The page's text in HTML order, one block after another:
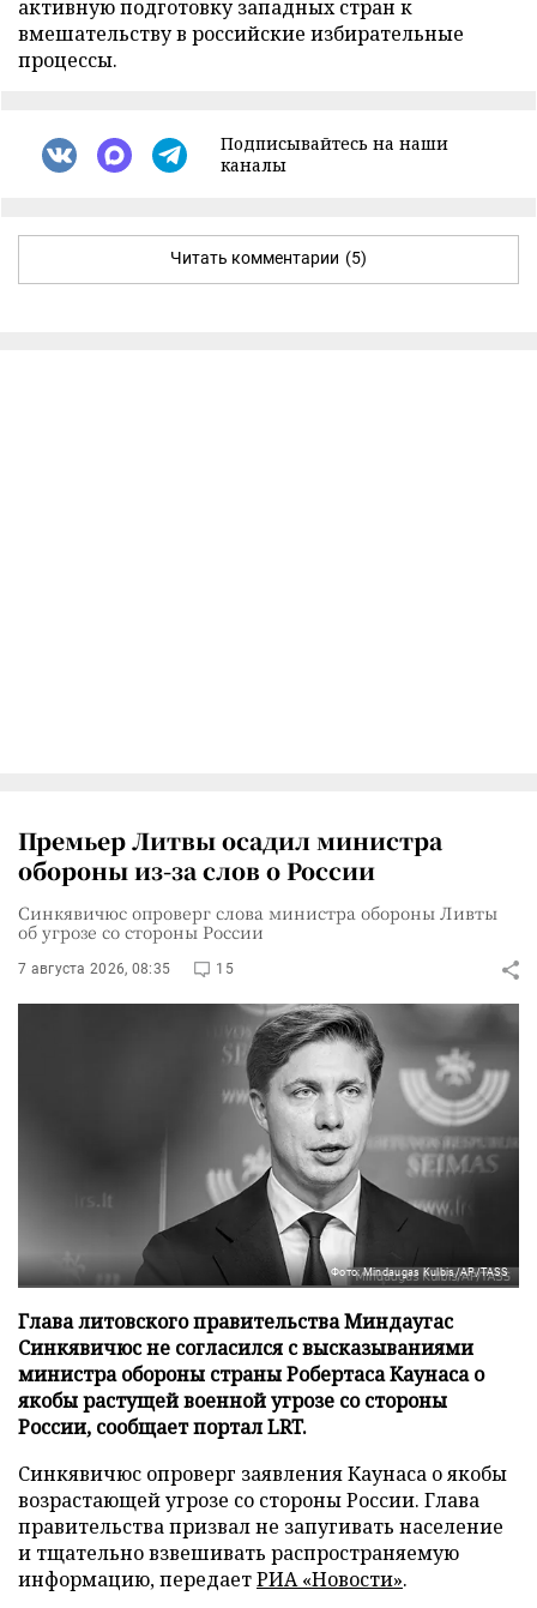
активную подготовку западных стран к
вмешательству в российские избирательные
процессы.
Подписывайтесь на наши
каналы
Читать комментарии (5)
Премьер Литвы осадил министра
обороны из-за слов о России
Синкявичюс опроверг слова министра обороны Ливты
об угрозе со стороны России
7 августа 2026, 08:35 15
Фото: Mindaugas Kulbis/AP/TASS
Глава литовского правительства Миндаугас
Синкявичюс не согласился с высказываниями
министра обороны страны Робертаса Каунаса о
якобы растущей военной угрозе со стороны
России, сообщает портал LRT.
Синкявичюс опроверг заявления Каунаса о якобы
возрастающей угрозе со стороны России. Глава
правительства призвал не запугивать население
и тщательно взвешивать распространяемую
информацию, передаетРИА «Новости».